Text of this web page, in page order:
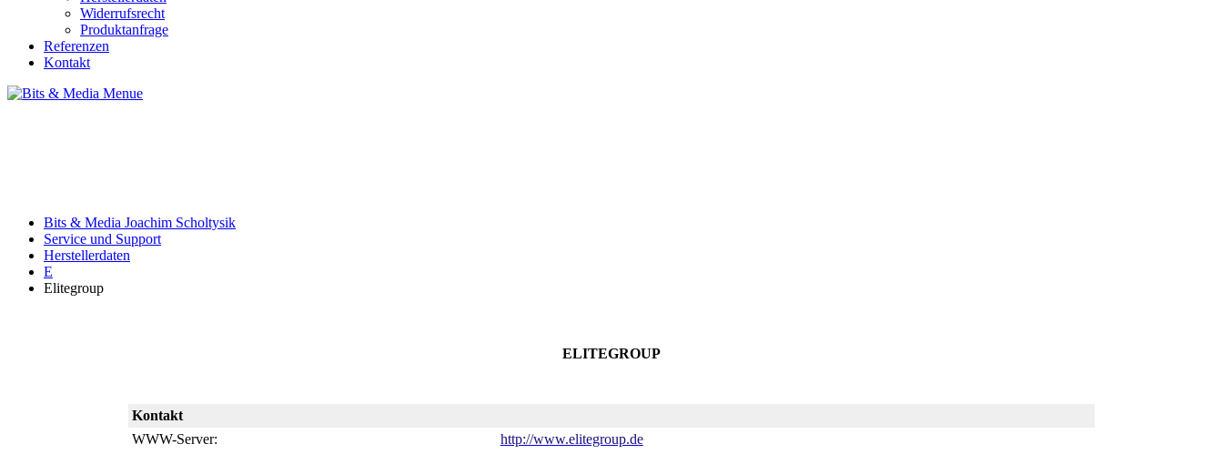
Widerrufsrecht
Produktanfrage
Referenzen
Kontakt
Bits & Media Joachim Scholtysik
Service und Support
Herstellerdaten
E
Elitegroup
ELITEGROUP
Kontakt
WWW-Server:
http://www.elitegroup.de